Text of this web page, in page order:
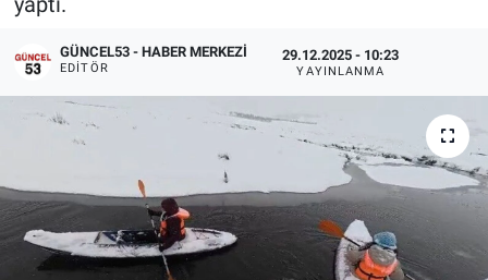
GÜNCEL53 - HABER MERKEZI
EDITÖR
29.12.2025 - 10:23
YAYINLANMA